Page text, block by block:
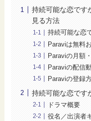
持続可能な恋です
見る方法
持続可能な恋
Paraviは無料
Paraviの月額
Paraviの配信
Paraviの登録
持続可能な恋です
ドラマ概要
役名／出演者